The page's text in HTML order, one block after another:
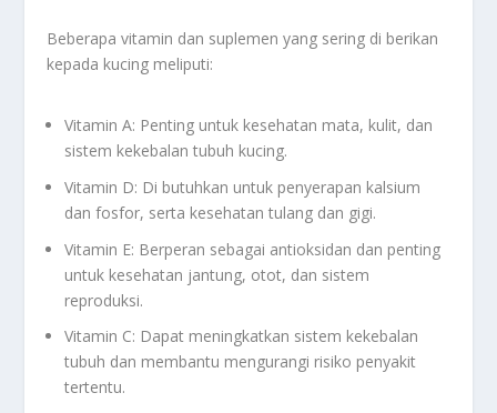
Beberapa vitamin dan suplemen yang sering di berikan
kepada kucing meliputi:
Vitamin A: Penting untuk kesehatan mata, kulit, dan
sistem kekebalan tubuh kucing.
Vitamin D: Di butuhkan untuk penyerapan kalsium
dan fosfor, serta kesehatan tulang dan gigi.
Vitamin E: Berperan sebagai antioksidan dan penting
untuk kesehatan jantung, otot, dan sistem
reproduksi.
Vitamin C: Dapat meningkatkan sistem kekebalan
tubuh dan membantu mengurangi risiko penyakit
tertentu.